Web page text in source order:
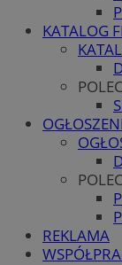
KATALOG
REKLAMA